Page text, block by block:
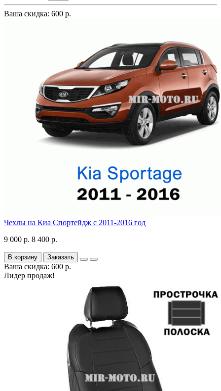
Ваша скидка: 600 р.
Чехлы на Киа Спортейдж с 2011-2016 год
9 000 р. 8 400 р.
В корзину Заказать
Ваша скидка: 600 р.
Лидер продаж!